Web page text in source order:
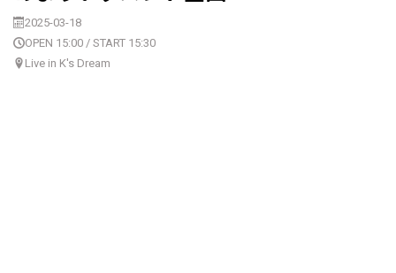
2025-03-18
OPEN 15:00 / START 15:30
Live in K's Dream